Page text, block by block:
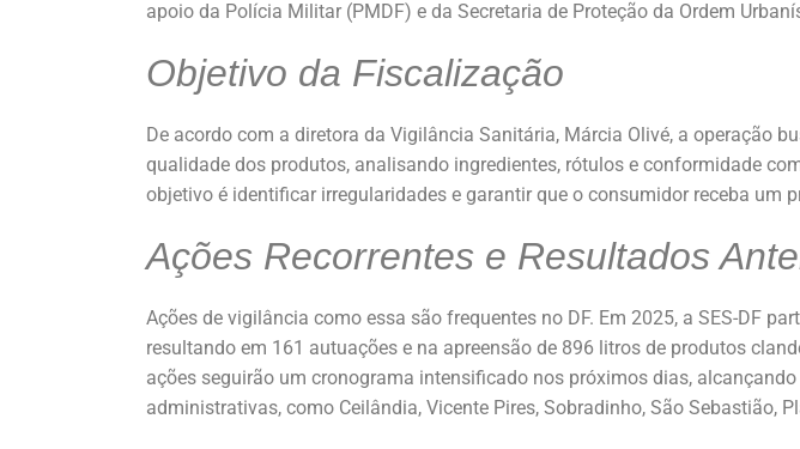
apoio da Polícia Militar (PMDF) e da Secretaria de Proteção da Ordem
Objetivo da Fiscalização
De acordo com a diretora da Vigilância Sanitária, Márcia Olivé, a operação
qualidade dos produtos, analisando ingredientes, rótulos e conformidade
objetivo é identificar irregularidades e garantir que o consumidor receba um
Ações Recorrentes e Resultados
Ações de vigilância como essa são frequentes no DF. Em 2025, a SES-DF
resultando em 161 autuações e na apreensão de 896 litros de produtos
ações seguirão um cronograma intensificado nos próximos dias,
administrativas, como Ceilândia, Vicente Pires, Sobradinho, São Sebastião,